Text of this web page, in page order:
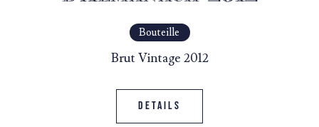
Bouteille
Brut Vintage 2012
Details